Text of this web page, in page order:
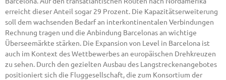
erreicht dieser Anteil sogar 29 Prozent. Die Kapazitätserweiterung
soll dem wachsenden Bedarf an interkontinentalen Verbindungen
Rechnung tragen und die Anbindung Barcelonas an wichtige
Überseemärkte stärken. Die Expansion von Level in Barcelona ist
auch im Kontext des Wettbewerbes an europäischen Drehkreuzen
zu sehen. Durch den gezielten Ausbau des Langstreckenangebotes
positioniert sich die Fluggesellschaft, die zum Konsortium der